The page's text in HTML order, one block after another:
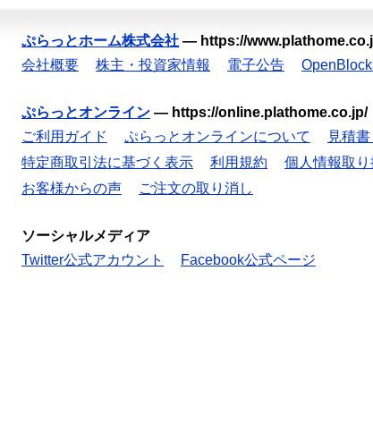
ぷらっとホーム株式会社 — https://
会社概要
株主・投資家情報 電子公告
ぷらっとオンライン — https://online.plathome.co.jp/
ご利用ガイド
ぷらっとオンラインについて 見積
特定商取引法に基づく表示
利用規約 個人情報取
お客様からの声
ご注文の取り消し
ソーシャルメディア
Twitter公式アカウント
Facebook公式ページ